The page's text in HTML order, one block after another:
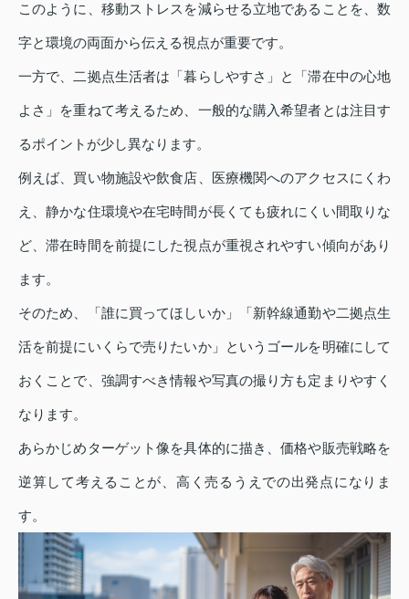
このように、移動ストレスを減らせる立地であることを、数
字と環境の両面から伝える視点が重要です。
一方で、二拠点生活者は「暮らしやすさ」と「滞在中の心地
よさ」を重ねて考えるため、一般的な購入希望者とは注目す
るポイントが少し異なります。
例えば、買い物施設や飲食店、医療機関へのアクセスにくわ
え、静かな住環境や在宅時間が長くても疲れにくい間取りな
ど、滞在時間を前提にした視点が重視されやすい傾向があり
ます。
そのため、「誰に買ってほしいか」「新幹線通勤や二拠点生
活を前提にいくらで売りたいか」というゴールを明確にして
おくことで、強調すべき情報や写真の撮り方も定まりやすく
なります。
あらかじめターゲット像を具体的に描き、価格や販売戦略を
逆算して考えることが、高く売るうえでの出発点になりま
す。